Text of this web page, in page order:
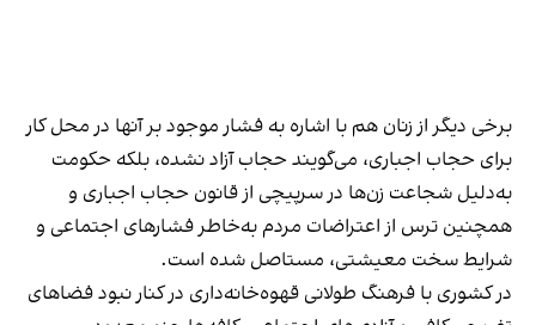
برخی دیگر از زنان هم با اشاره به فشار موجود بر آنها در محل کار
برای حجاب اجباری، می‌گویند حجاب آزاد نشده، بلکه حکومت
به‌دلیل شجاعت زن‌ها در سرپیچی از قانون حجاب اجباری و
همچنین ترس از اعتراضات مردم به‌خاطر فشارهای اجتماعی و
شرایط سخت معیشتی، مستاصل شده است.
در کشوری با فرهنگ طولانی قهوه‌‌خانه‌داری در کنار نبود فضاهای